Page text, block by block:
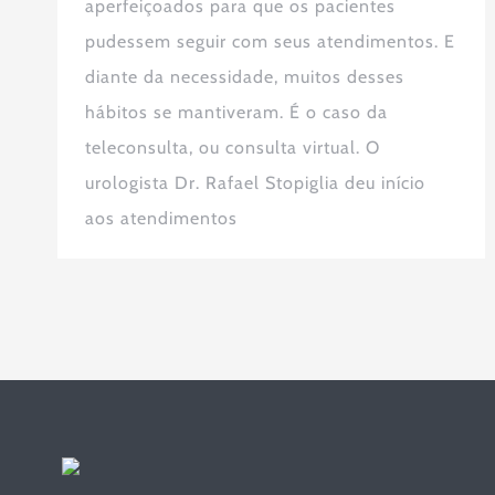
aperfeiçoados para que os pacientes
pudessem seguir com seus atendimentos. E
diante da necessidade, muitos desses
hábitos se mantiveram. É o caso da
teleconsulta, ou consulta virtual. O
urologista Dr. Rafael Stopiglia deu início
aos atendimentos